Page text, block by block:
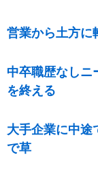
営業から土方に
中卒職歴なしニ
を終える
大手企業に中途
で草